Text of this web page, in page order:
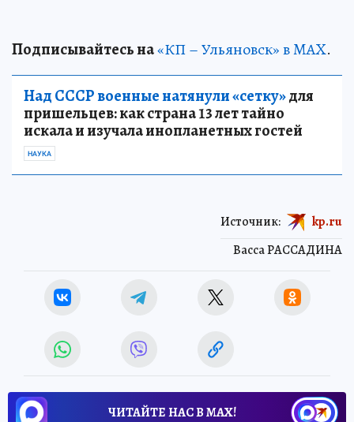
Подписывайтесь на«КП – Ульяновск» в MAX.
Над СССР военные натянули «сетку»для
пришельцев: как страна 13 лет тайно
искала и изучала инопланетных гостей
НАУКА
Васса РАССАДИНА
Источник: kp.ru
ЧИТАЙТЕ НАС В МАХ!